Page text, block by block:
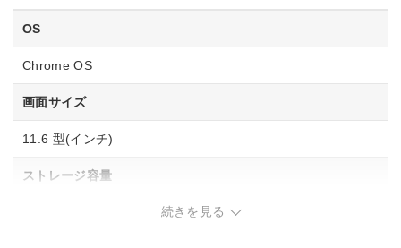
OS
Chrome OS
画面サイズ
11.6 型(インチ)
ストレージ容量
続きを見る